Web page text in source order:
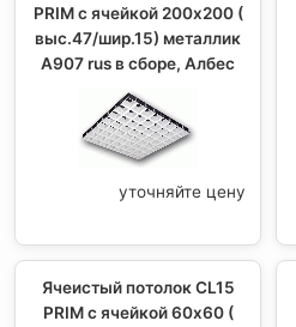
PRIM с ячейкой 200х200 (
выс.47/шир.15) металлик
А907 rus в сборе, Албес
уточняйте цену
Ячеистый потолок CL15
PRIM с ячейкой 60х60 (